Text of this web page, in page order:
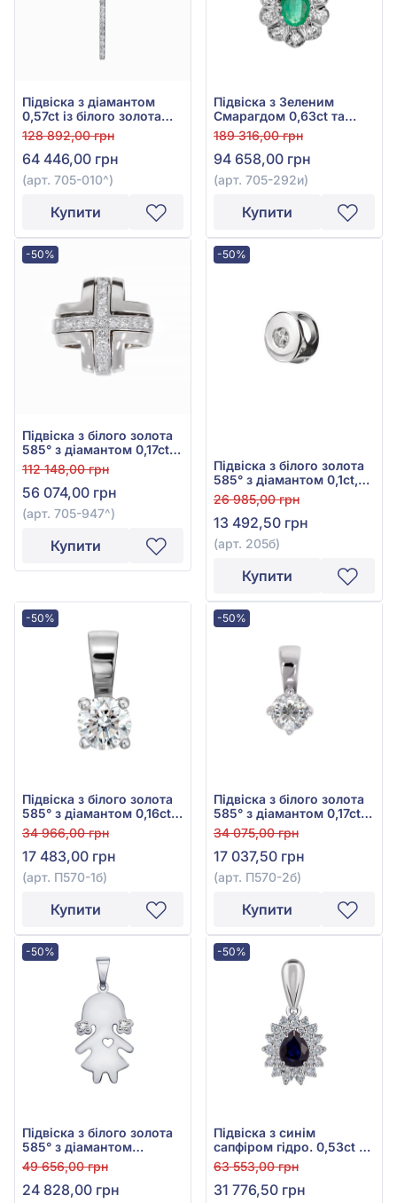
Підвіска з діамантом
0,57ct із білого золота
585°, арт. 705-010
128 892,00 грн
64 446,00 грн
(арт. 705-010^)
Купити
Підвіска з Зеленим
Смарагдом 0,63ct та
Діамантами 0,31ct із
червоного золота 585°,
арт. 705-292и
189 316,00 грн
94 658,00 грн
(арт. 705-292и)
Купити
-50%
Підвіска з білого золота
585° з діамантом 0,17ct,
арт. 705-947
112 148,00 грн
56 074,00 грн
(арт. 705-947^)
Купити
-50%
Підвіска з білого золота
585° з діамантом 0,1ct,
арт. 205б
26 985,00 грн
13 492,50 грн
(арт. 205б)
Купити
-50%
Підвіска з білого золота
585° з діамантом 0,16ct,
арт. П570-1б
34 966,00 грн
17 483,00 грн
(арт. П570-1б)
Купити
-50%
Підвіска з білого золота
585° з діамантом 0,17ct,
арт. П570-2б
34 075,00 грн
17 037,50 грн
(арт. П570-2б)
Купити
-50%
Підвіска з білого золота
585° з діамантом
0,062ct, арт. С725б
49 656,00 грн
24 828,00 грн
-50%
Підвіска з синім
сапфіром гідро. 0,53ct та
діамантами 0,252ct із
білого золота 585°, арт.
158б.сапф
63 553,00 грн
31 776,50 грн